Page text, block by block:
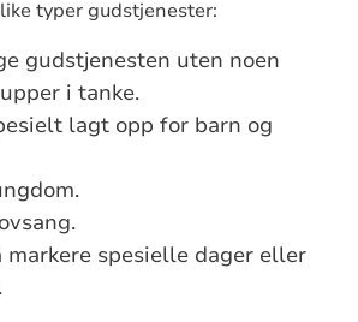
typer gudstjenester:
gudstjenesten uten noen
i tanke.
lagt opp for barn og
markere spesielle dager eller